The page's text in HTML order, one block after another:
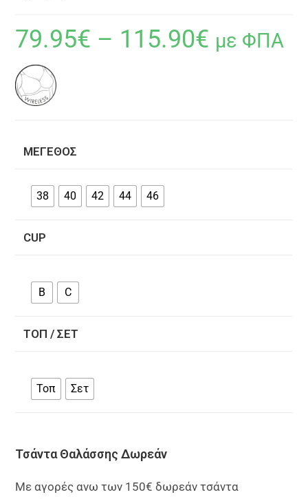
79.95€ – 115.90€ με ΦΠΑ
ΜΈΓΕΘΟΣ
38 40 42 44 46
CUP
B C
ΤΟΠ / ΣΕΤ
Τοπ Σετ
Τσάντα Θαλάσσης Δωρεάν
Με αγορές ανω των 150€ δωρεάν τσάντα